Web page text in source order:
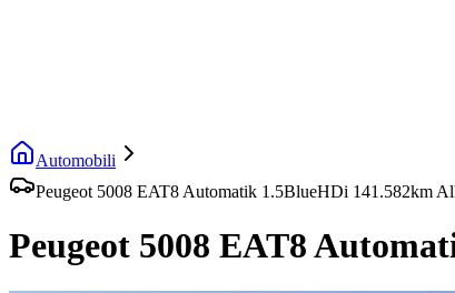
Automobili
Peugeot 5008 EAT8 Automatik 1.5BlueHDi 141.582km
Peugeot 5008 EAT8